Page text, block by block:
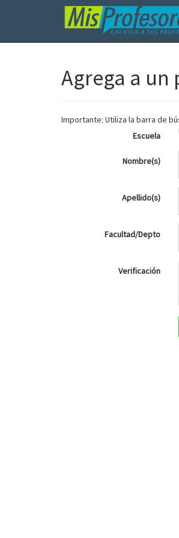
Agrega a un
Importante: Utiliza la barra de
Escuela
Nombre(s)
Apellido(s)
Facultad/Depto
Verificación